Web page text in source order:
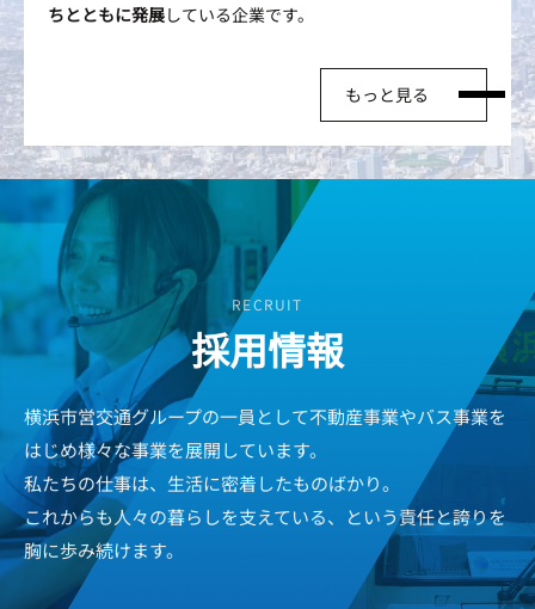
ちとともに発展している企業です。
もっと見る
RECRUIT
採用情報
横浜市営交通グループの一員として不動産事業やバス事業を
はじめ様々な事業を展開しています。
私たちの仕事は、生活に密着したものばかり。
これからも人々の暮らしを支えている、という責任と誇りを
胸に歩み続けます。